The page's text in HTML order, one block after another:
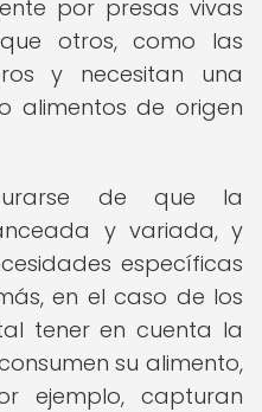
por presas vivas
otros, como las
y necesitan una
alimentos de origen
de que la
y variada, y
específicas
en el caso de los
tener en cuenta la
su alimento,
ejemplo, capturan